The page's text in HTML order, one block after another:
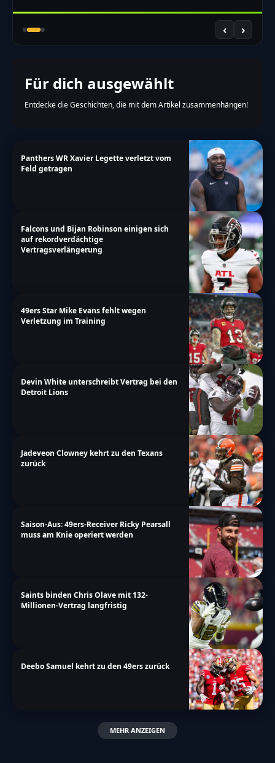
‹ ›
Für dich ausgewählt
Entdecke die Geschichten, die mit dem Artikel zusammenhängen!
Panthers WR Xavier Legette verletzt vom
Feld getragen
Falcons und Bijan Robinson einigen sich
auf rekordverdächtige
Vertragsverlängerung
49ers Star Mike Evans fehlt wegen
Verletzung im Training
Devin White unterschreibt Vertrag bei den
Detroit Lions
Jadeveon Clowney kehrt zu den Texans
zurück
Saison-Aus: 49ers-Receiver Ricky Pearsall
muss am Knie operiert werden
Saints binden Chris Olave mit 132-
Millionen-Vertrag langfristig
Deebo Samuel kehrt zu den 49ers zurück
MEHR ANZEIGEN